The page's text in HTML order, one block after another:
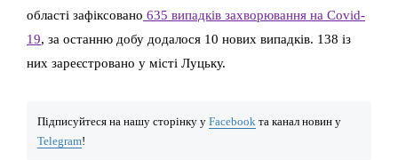
області зафіксовано 635 випадків захворювання на Covid-
19, за останню добу додалося 10 нових випадків. 138 із
них зареєстровано у місті Луцьку.
Підписуйтеся на нашу сторінку у Facebook та канал новин у
Telegram!